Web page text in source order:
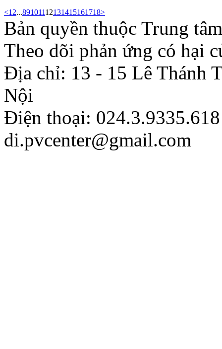
<1 2...89101112131415161718>
Bản quyền thuộc Trung
Theo dõi phản ứng có hại
Địa chỉ: 13 - 15 Lê Thánh
Nội
Điện thoại: 024.3.9335.618
di.pvcenter@gmail.com